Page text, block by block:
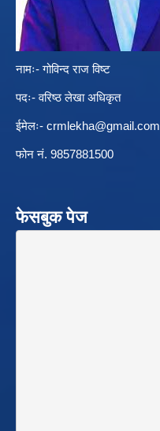
नामः- गोविन्द राज विष्ट
पदः- वरिष्ठ लेखा अधिकृत
ईमेलः- crmlekha@gmail.com
फोन नं. 9857881500
फेसबुक पेज